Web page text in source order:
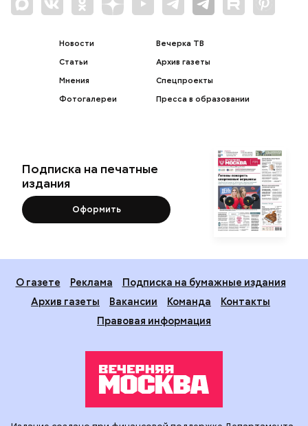
Новости
Статьи
Мнения
Фотогалереи
Вечерка ТВ
Архив газеты
Спецпроекты
Пресса в образовании
Подписка на печатные
издания
Оформить
О газете Реклама
Подписка на бумажные издания
Архив газеты
Вакансии Команда
Контакты
Правовая информация